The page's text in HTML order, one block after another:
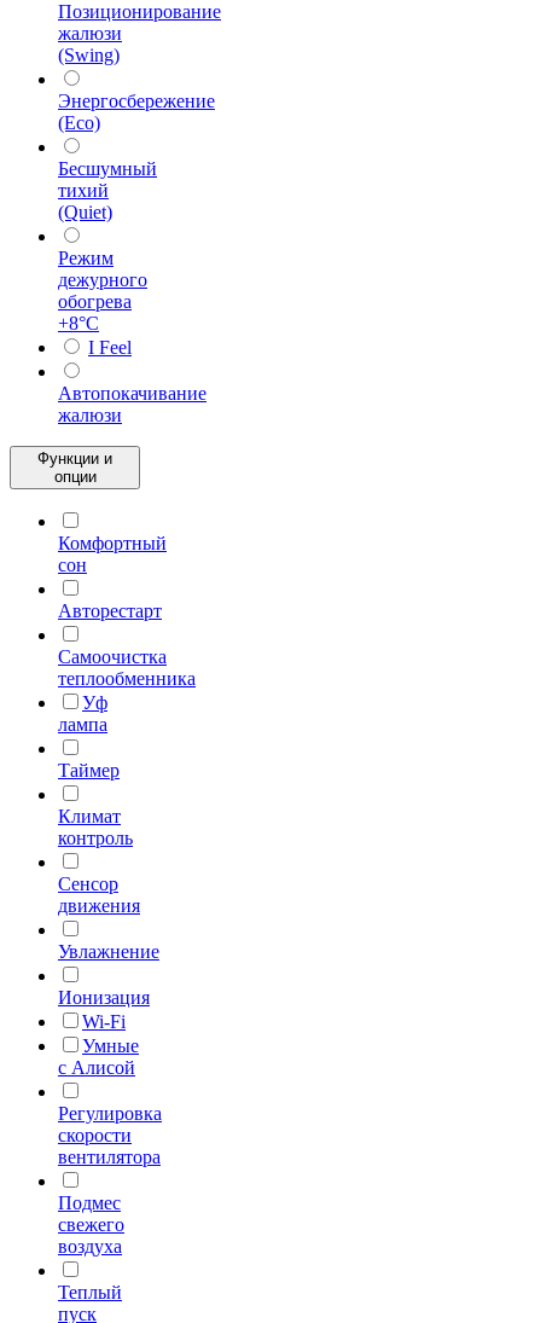
Позиционирование
жалюзи
(Swing)
Энергосбережение
(Eco)
Бесшумный
тихий
(Quiet)
Режим
дежурного
обогрева
+8°С
I Feel
Автопокачивание
жалюзи
Функции и
опции
Комфортный
сон
Авторестарт
Самоочистка
теплообменника
Уф
лампа
Таймер
Климат
контроль
Сенсор
движения
Увлажнение
Ионизация
Wi-Fi
Умные
с Алисой
Регулировка
скорости
вентилятора
Подмес
свежего
воздуха
Теплый
пуск